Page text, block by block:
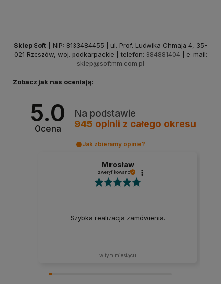
Sklep Soft | NIP: 8133484455 | ul. Prof. Ludwika Chmaja 4, 35-
021 Rzeszów, woj. podkarpackie | telefon: 884881404 | e-mail:
sklep@softmm.com.pl
Zobacz jak nas oceniają:
5.0
Ocena
Na podstawie
945 opinii z całego okresu
Jak zbieramy opinie?
Mirosław
zweryfikowano
Szybka realizacja zamówienia.
w tym miesiącu